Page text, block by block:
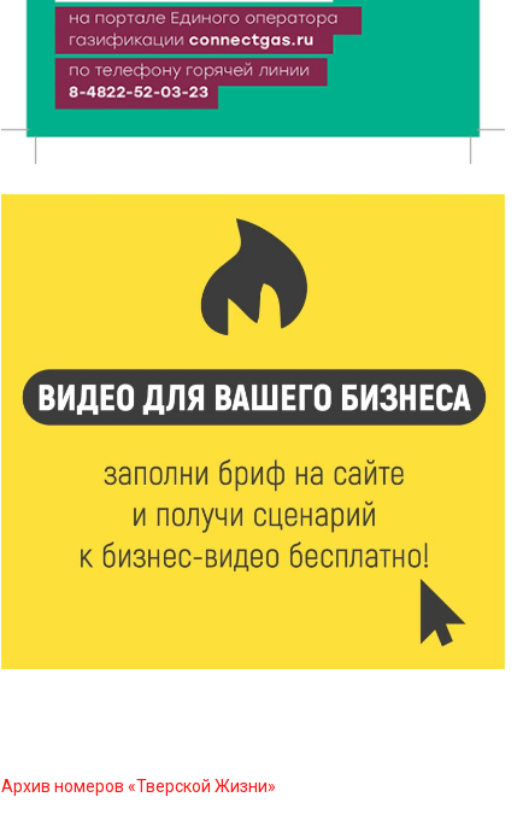
6 Авг 2026 16:41 350
В Твери пройдёт дополнительный день приёма в
колледжи
Исследование: ежемесячная смена категорий
кешбэка создает волны спроса
336
Тверские «Романтики» покорили Витебск своей
6 Авг 2026 16:08 398
Виталий Королев наградил строителей и
анонсировал новые проекты
6 Авг 2026 16:02 150
Архив номеров «Тверской Жизни»